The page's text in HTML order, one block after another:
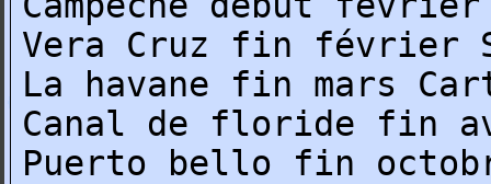
Vera Cruz fin février
La havane fin mars
Canal de floride fin
Puerto bello fin